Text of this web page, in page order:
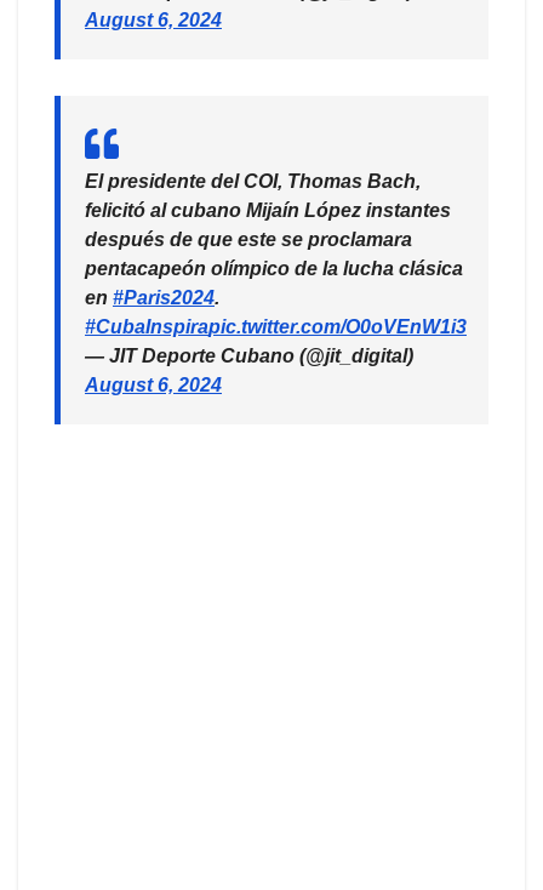
August 6, 2024
El presidente del COI, Thomas Bach,
felicitó al cubano Mijaín López instantes
después de que este se proclamara
pentacapeón olímpico de la lucha clásica
en #Paris2024.
#CubaInspirapic.twitter.com/O0oVEnW1i3
— JIT Deporte Cubano (@jit_digital)
August 6, 2024